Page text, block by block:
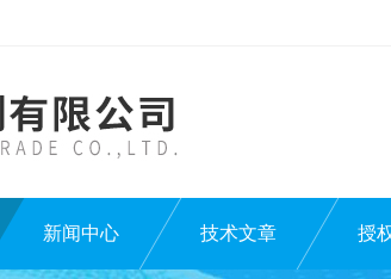
新闻中心 技术文章 授